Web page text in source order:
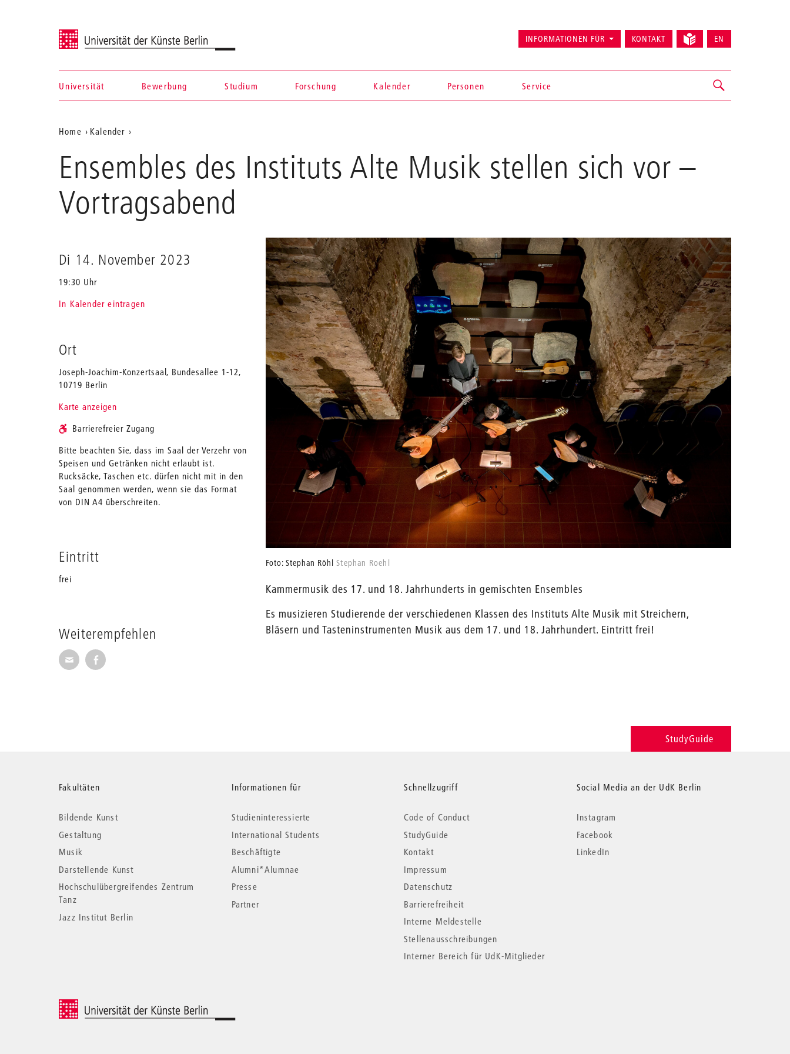
Universität der Künste Berlin
Navigation &
Suche
Universität Bewerbung Studium Forschung Kalender Personen Service
INFORMATIONEN FÜR KONTAKT EN
Aktuelle
Position
auf
der
Webseite
Home
Kalender
des
Instituts
Alte
stellen
sich
Ensembles des Instituts Alte Musik stellen sich vor –
Vortragsabend
Di 14. November 2023
19:30 Uhr
In Kalender eintragen
Ort
Joseph-Joachim-Konzertsaal, Bundesallee 1-12,
10719 Berlin
Karte anzeigen
Barrierefreier Zugang
Bitte beachten Sie, dass im Saal der Verzehr von
Speisen und Getränken nicht erlaubt ist.
Rucksäcke, Taschen etc. dürfen nicht mit in den
Saal genommen werden, wenn sie das Format
von DIN A4 überschreiten.
Eintritt
frei
Weiterempfehlen
Seite per E-Mail weiterempfehlen
Seite auf Facebook weiterempfehlen
Foto: Stephan RöhlStephan Roehl
Kammermusik des 17. und 18. Jahrhunderts in gemischten Ensembles
Es musizieren Studierende der verschiedenen Klassen des Instituts Alte Musik mit Streichern,
Bläsern und Tasteninstrumenten Musik aus dem 17. und 18. Jahrhundert. Eintritt frei!
StudyGuide
Weitere
Informationen
Fakultäten
Bildende Kunst
Gestaltung
Musik
Darstellende Kunst
Hochschulübergreifendes Zentrum
Tanz
Jazz Institut Berlin
Informationen für
Studieninteressierte
International Students
Beschäftigte
Alumni*Alumnae
Presse
Partner
Schnellzugriff
Code of Conduct
StudyGuide
Kontakt
Impressum
Datenschutz
Barrierefreiheit
Interne Meldestelle
Stellenausschreibungen
Interner Bereich für UdK-Mitglieder
Social Media an der UdK Berlin
Instagram
Facebook
LinkedIn
© 2026 Universität der Künste Berlin